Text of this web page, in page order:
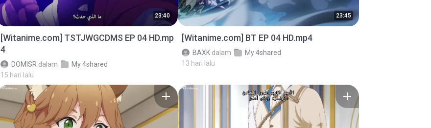
23:40
[Witanime.com] TSTJWGCDMS EP 04 HD.mp
4
DOMISR dalam
My 4shared
15 hari lalu
23:45
[Witanime.com] BT EP 04 HD.mp4
BAXK dalam
My 4shared
13 hari lalu